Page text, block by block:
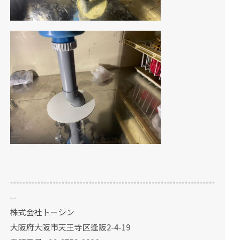
--------------------------------------------------------------------
--
株式会社トーシン
大阪府大阪市天王寺区逢阪2-4-19